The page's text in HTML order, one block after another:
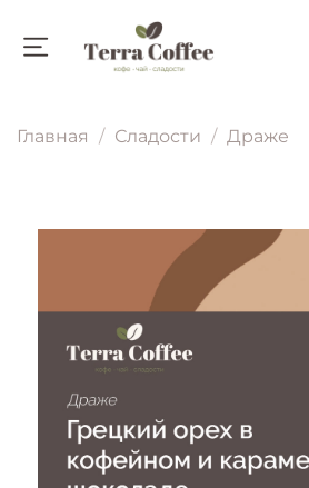
Главная Сладости Драже